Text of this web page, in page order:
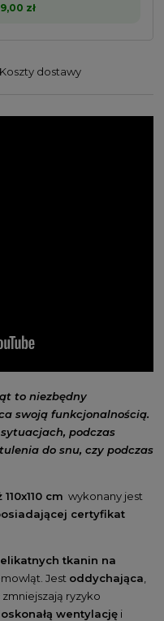
zł
Koszty dostawy
to niezbędny
swoją funkcjonalnością.
podczas
do snu, czy podczas
110x110 cm wykonany jest
certyfikat
tkanin na
Jest oddychająca
ryzyko
wentylację i